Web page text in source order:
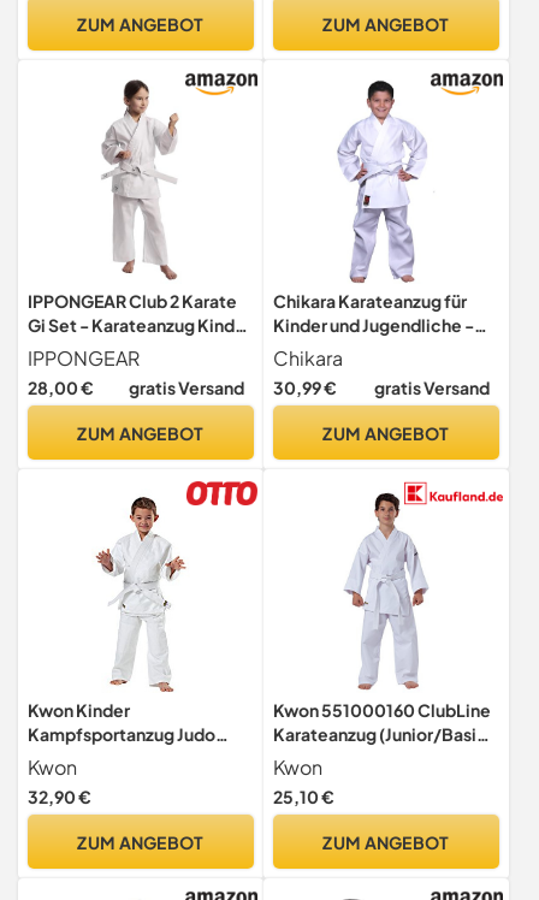
ZUM ANGEBOT ZUM ANGEBOT
IPPONGEAR Club 2 Karate
Gi Set - Karateanzug Kinder
& Anfänger inkl. Gürtel
IPPONGEAR
28,00 € gratis Versand
ZUM ANGEBOT
Chikara Karateanzug für
Kinder und Jugendliche -
Weißer Karate Anzug aus
Baumwolle für Jungen und
Mädchen -
Chikara
30,99 € gratis Versand
ZUM ANGEBOT
Kwon Kinder
Kampfsportanzug Judo
Randori Anzug, Weiß, 140
EU
Kwon
32,90 €
ZUM ANGEBOT
Kwon 551000160 ClubLine
Karateanzug (Junior/Basic),
weiß, 160cm
Kwon
25,10 €
ZUM ANGEBOT